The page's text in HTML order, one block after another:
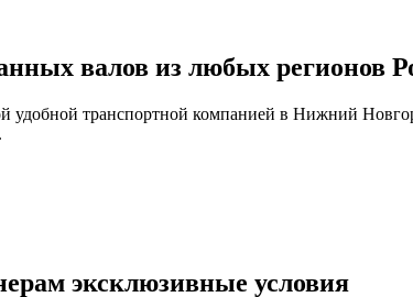
валов из любых регионов
удобной транспортной компанией в Нижний
эксклюзивные условия